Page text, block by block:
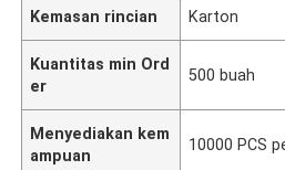
Kemasan rincian Karton
Kuantitas min Ord
er
500 buah
Menyediakan kem
ampuan
10000 PCS